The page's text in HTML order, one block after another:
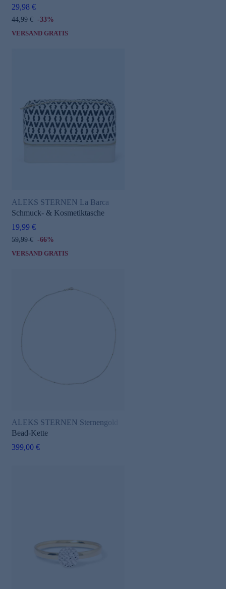
29,98 €
44,99 € -33%
VERSAND GRATIS
ALEKS STERNEN La Barca
Schmuck- & Kosmetiktasche
19,99 €
59,99 € -66%
VERSAND GRATIS
ALEKS STERNEN Sternengold
Bead-Kette
399,00 €